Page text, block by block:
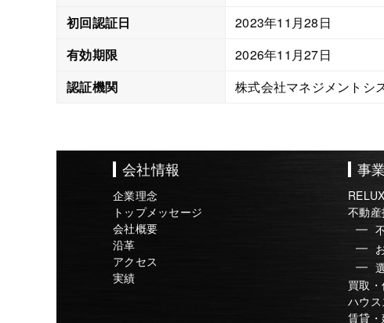
初回認証日
2023年11月28日
有効期限
2026年11月27日
認証機関
株式会社マネジメントシ
会社情報
企業理念
トップメッセージ
会社概要
沿革
アクセス
実績
事
不動
買取
ハウ
賃貸